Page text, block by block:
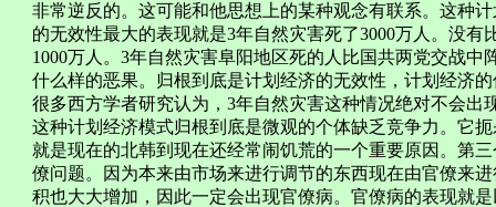
非常逆反的。这可能和他思想上的某种观念有联系。这种
的无效性最大的表现就是3年自然灾害死了3000万人。没
1000万人。3年自然灾害阜阳地区死的人比国共两党交战
什么样的恶果。归根到底是计划经济的无效性，计划经济
很多西方学者研究认为，3年自然灾害这种情况绝对不会出
这种计划经济模式归根到底是微观的个体缺乏竞争力。它
就是现在的北韩到现在还经常闹饥荒的一个重要原因。第
僚问题。因为本来由市场来进行调节的东西现在由官僚来
积也大大增加，因此一定会出现官僚病。官僚病的表现就